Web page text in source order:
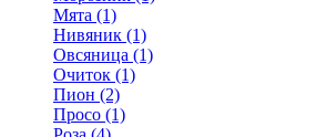
Мята (1)
Нивяник (1)
Овсяница (1)
Очиток (1)
Пион (2)
Просо (1)